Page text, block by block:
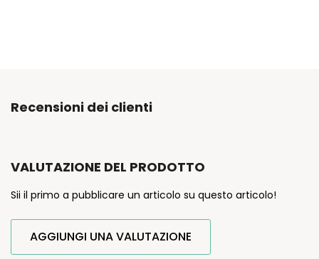
Recensioni dei clienti
VALUTAZIONE DEL PRODOTTO
Sii il primo a pubblicare un articolo su questo articolo!
AGGIUNGI UNA VALUTAZIONE